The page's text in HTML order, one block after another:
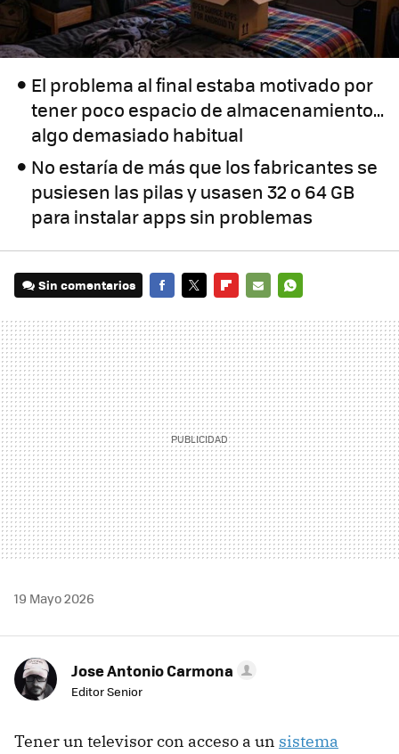
El problema al final estaba motivado por
tener poco espacio de almacenamiento...
algo demasiado habitual
No estaría de más que los fabricantes se
pusiesen las pilas y usasen 32 o 64 GB
para instalar apps sin problemas
Sin comentarios
MAIL
19 Mayo 2026
Jose Antonio Carmona
Editor Senior
Tener un televisor con acceso a un sistema